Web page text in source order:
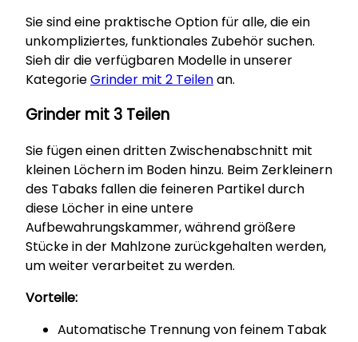
Sie sind eine praktische Option für alle, die ein
unkompliziertes, funktionales Zubehör suchen.
Sieh dir die verfügbaren Modelle in unserer
KategorieGrinder mit 2 Teilenan.
Grinder mit 3 Teilen
Sie fügen einen dritten Zwischenabschnitt mit
kleinen Löchern im Boden hinzu. Beim Zerkleinern
des Tabaks fallen die feineren Partikel durch
diese Löcher in eine untere
Aufbewahrungskammer, während größere
Stücke in der Mahlzone zurückgehalten werden,
um weiter verarbeitet zu werden.
Vorteile:
Automatische Trennung von feinem Tabak